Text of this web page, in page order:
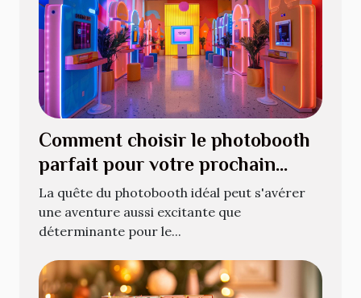
Comment choisir le photobooth
parfait pour votre prochain
événement
La quête du photobooth idéal peut s'avérer
une aventure aussi excitante que
déterminante pour le...